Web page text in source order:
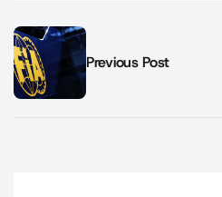
Previous Post